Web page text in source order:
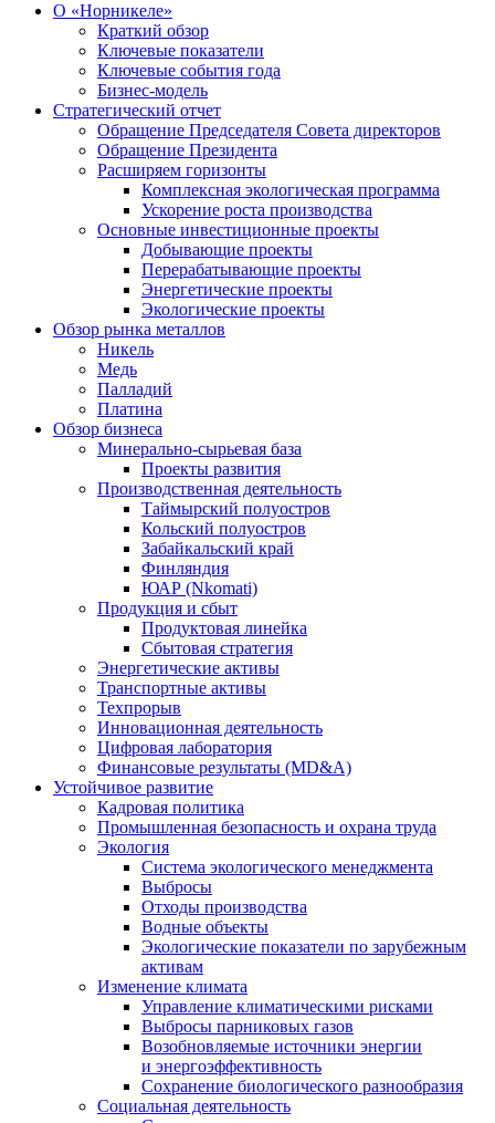
О «Норникеле»
Краткий обзор
Ключевые показатели
Ключевые события года
Бизнес-модель
Стратегический отчет
Обращение Председателя Совета директоров
Обращение Президента
Расширяем горизонты
Комплексная экологическая программа
Ускорение роста производства
Основные инвестиционные проекты
Добывающие проекты
Перерабатывающие проекты
Энергетические проекты
Экологические проекты
Обзор рынка металлов
Никель
Медь
Палладий
Платина
Обзор бизнеса
Минерально-сырьевая база
Проекты развития
Производственная деятельность
Таймырский полуостров
Кольский полуостров
Забайкальский край
Финляндия
ЮАР (Nkomati)
Продукция и сбыт
Продуктовая линейка
Сбытовая стратегия
Энергетические активы
Транспортные активы
Техпрорыв
Инновационная деятельность
Цифровая лаборатория
Финансовые результаты (MD&A)
Устойчивое развитие
Кадровая политика
Промышленная безопасность и охрана труда
Экология
Система экологического менеджмента
Выбросы
Отходы производства
Водные объекты
Экологические показатели по зарубежным
активам
Изменение климата
Управление климатическими рисками
Выбросы парниковых газов
Возобновляемые источники энергии
и энергоэффективность
Сохранение биологического разнообразия
Социальная деятельность